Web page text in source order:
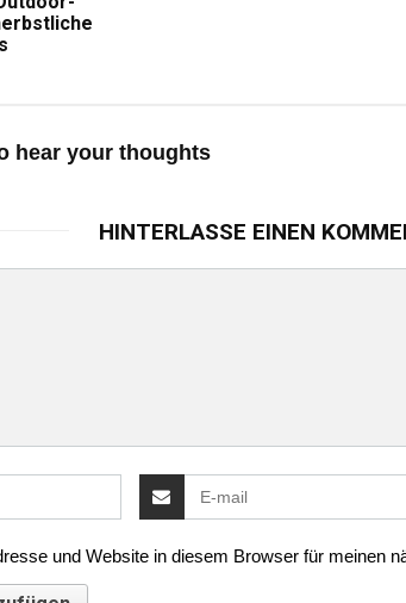
hear your thoughts
HINTERLASSE EINEN
und Website in diesem Browser für meinen